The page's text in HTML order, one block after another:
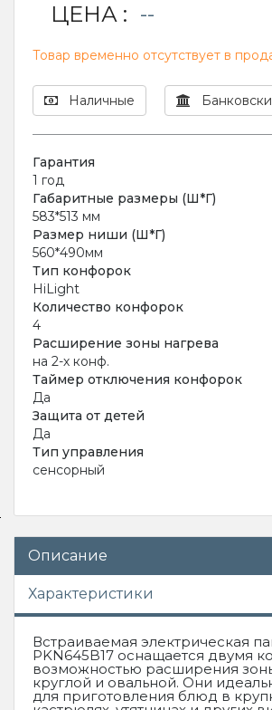
ЦЕНА : --
Товар временно отсутствует в
Наличные
Гарантия
1 год
Габаритные размеры (Ш*Г)
583*513 мм
Размер ниши (Ш*Г)
560*490мм
Тип конфорок
HiLight
Количество конфорок
4
Расширение зоны нагрева
на 2-х конф.
Таймер отключения конфорок
Да
Защита от детей
Да
Тип управления
сенсорный
Описание
Характеристики
Встраиваемая электрическая
PKN645B17 оснащается двумя
возможностью расширения
круглой и овальной. Они
для приготовления блюд в